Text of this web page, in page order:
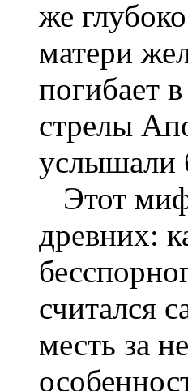
же
матери
погибает
стрелы
услышали
Этот миф
древних:
считался
месть за